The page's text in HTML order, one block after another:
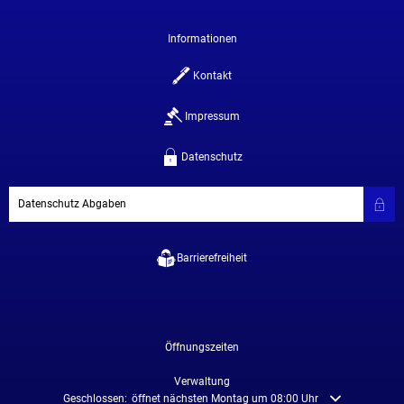
Informationen
Kontakt
Impressum
Datenschutz
Datenschutz Abgaben
Barrierefreiheit
Öffnungszeiten
Verwaltung
Klicken, um weitere Öffnungs- oder Schließzeiten auszublenden
Geschlossen: öffnet nächsten Montag um 08:00 Uhr